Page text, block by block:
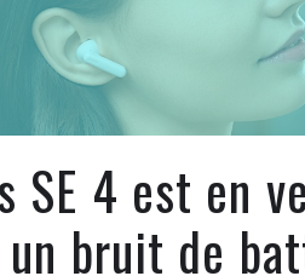
SE 4 est en
bruit de